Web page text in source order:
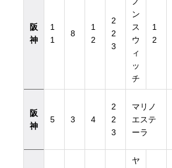
阪
神
1
1
8
1
2
2
2
3
ン
ス
ウ
ィ
ッ
チ
1
2
阪
神
5 3 4
2
2
3
マリノ
エステ
ーラ
ヤ